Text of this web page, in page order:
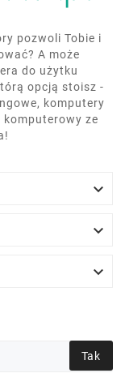
pozwoli Tobie i
A może
do użytku
opcją stoisz -
komputery
ze



Tak